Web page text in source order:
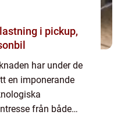
har under de
en imponerande
från både